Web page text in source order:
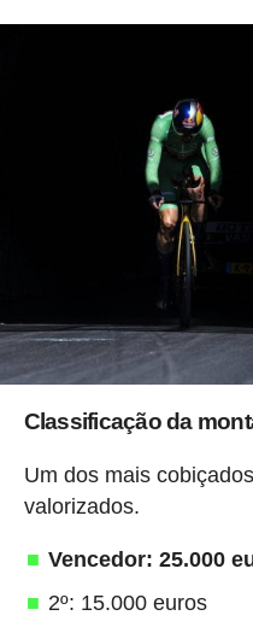
Classificação da
Um dos mais
valorizados.
Vencedor: 25.000
2º: 15.000 euros